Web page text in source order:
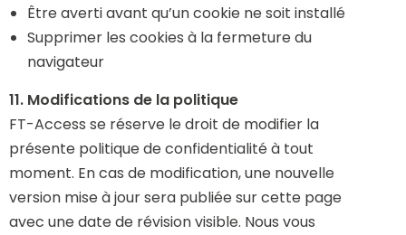
Être averti avant qu’un cookie ne soit installé
Supprimer les cookies à la fermeture du
navigateur
11. Modifications de la politique
FT-Access se réserve le droit de modifier la
présente politique de confidentialité à tout
moment. En cas de modification, une nouvelle
version mise à jour sera publiée sur cette page
avec une date de révision visible. Nous vous